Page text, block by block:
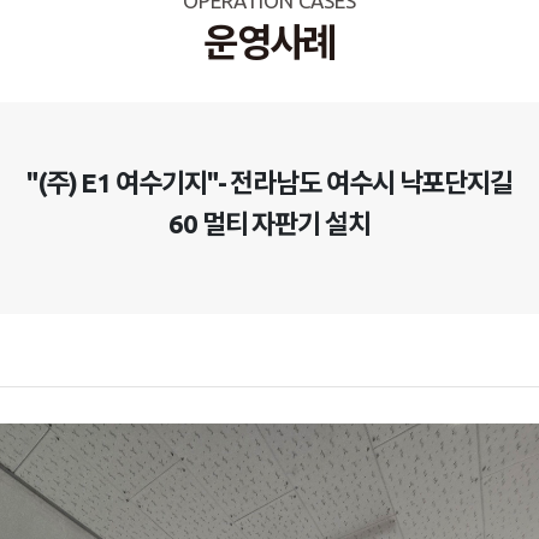
운영사례
"(주) E1 여수기지"- 전라남도 여수시 낙포단지길
60 멀티 자판기 설치